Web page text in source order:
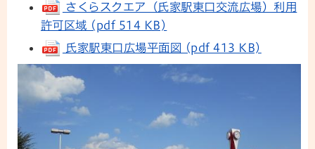
さくらスクエア（氏家駅東口交流広場）利用
許可区域 (pdf 514 KB)
氏家駅東口広場平面図 (pdf 413 KB)